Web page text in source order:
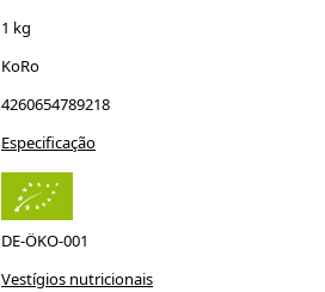
1 kg
KoRo
4260654789218
Especificação
DE-ÖKO-001
Vestígios nutricionais